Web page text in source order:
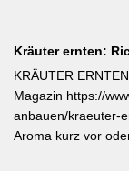
ins Freiland.
vorgezogen
die Ernte beginnt
Jungpflanzen
tiefen,
Kräuter ernten:
KRÄUTER
Magazin https://
anbauen/kraeuter-
Aroma kurz vor